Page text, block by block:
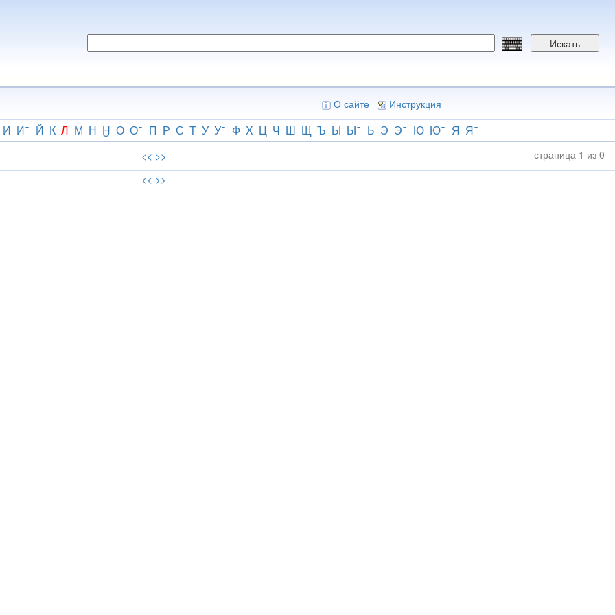
Искать
О сайте Инструкция
И И Й К Л М Н Ӈ О О П Р С Т У У Ф Х Ц Ч Ш Щ Ъ Ы Ы Ь Э Э Ю Ю Я Я
<< >>
страница 1 из 0
<< >>